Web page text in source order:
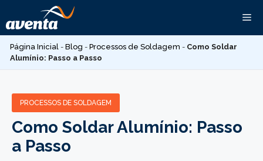
para
o
conteúdo
Página Inicial - Blog - Processos de Soldagem - Como Soldar
Alumínio: Passo a Passo
PROCESSOS DE SOLDAGEM
Como Soldar Alumínio: Passo
a Passo